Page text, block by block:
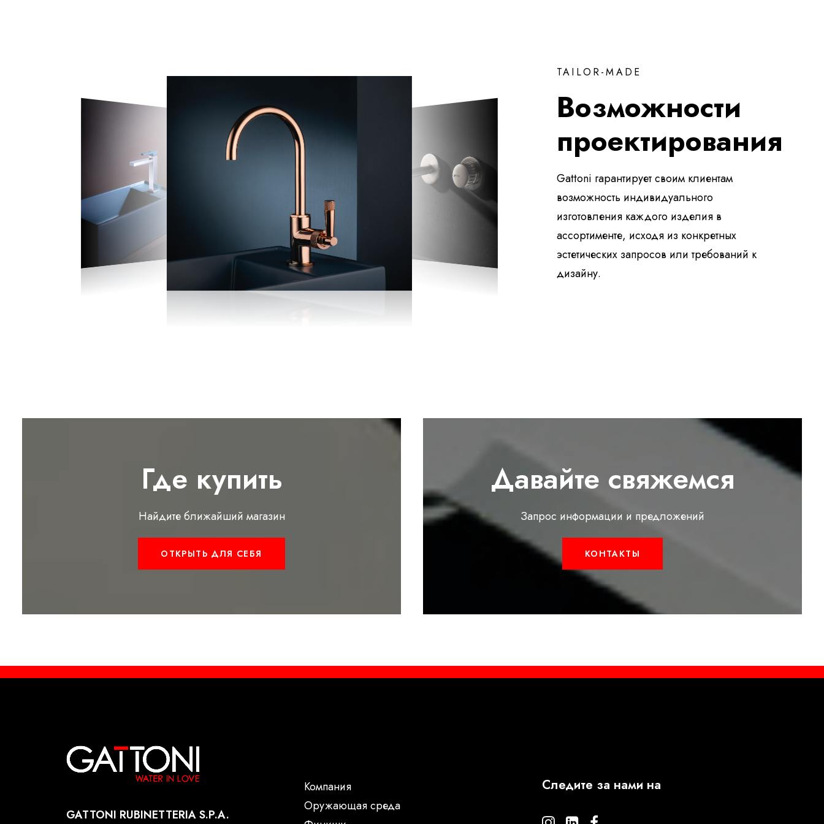
TAILOR-MADE
Возможности
проектирования
Gattoni гарантирует своим клиентам
возможность индивидуального
изготовления каждого изделия в
ассортименте, исходя из конкретных
эстетических запросов или требований к
дизайну.
Где купить
Найдите ближайший магазин
ОТКРЫТЬ ДЛЯ СЕБЯ
Давайте свяжемся
Запрос информации и предложений
КОНТАКТЫ
GATTONI RUBINETTERIA S.P.A.
Компания
Oружающая среда
Следите за нами на